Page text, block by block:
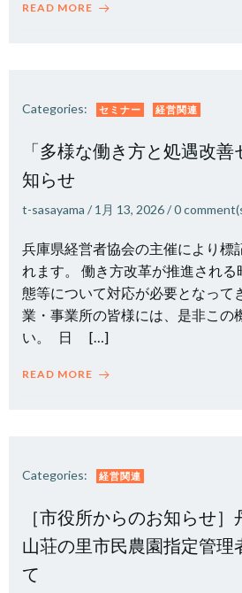
READ MORE
Categories: セミナー 経営関連
「多様な働き方と処遇改
知らせ
t-sasayama / 1月 13, 2026/0
兵庫県経営者協会の主催により標
れます。 働き方改革が推進され
態等について対応が必要となって
業・事業所の皆様には、是非この
い。 日 […]
READ MORE
Categories: 経営関連
［市役所からのお知らせ
山荘の里市民農園指定管理
て